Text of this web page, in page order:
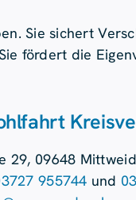
Sie sichert
fördert die
29, 09648
955744 und